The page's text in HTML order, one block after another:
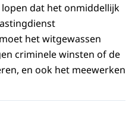
dat het onmiddellijk
het witgewassen
criminele winsten of de
en ook het meewerken